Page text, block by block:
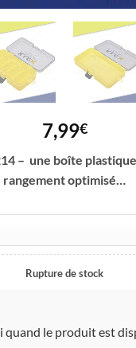
7,99€
– une boîte
rangement optimisé…
Rupture de stock
quand le produit est